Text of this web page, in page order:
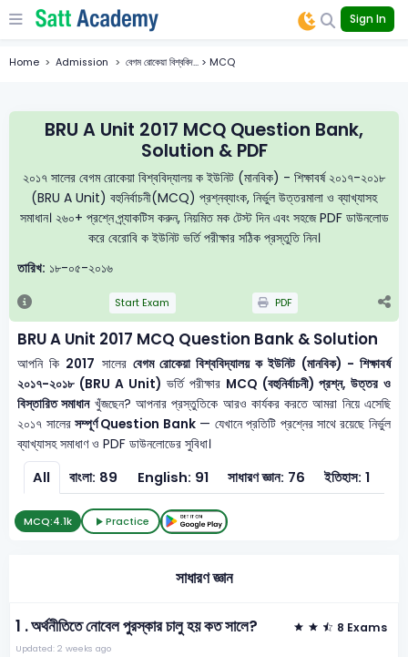
Sign In
Home Admission বেগম রোকেয়া বিশ্ববিদ... > MCQ
BRU A Unit 2017 MCQ Question Bank,
Solution & PDF
২০১৭ সালের বেগম রোকেয়া বিশ্ববিদ্যালয় ক ইউনিট (মানবিক) - শিক্ষাবর্ষ ২০১৭-২০১৮
(BRU A Unit) বহুনির্বাচনী(MCQ) প্রশ্নব্যাংক, নির্ভুল উত্তরমালা ও ব্যাখ্যাসহ
সমাধান। ২৬০+ প্রশ্নে প্র্যাকটিস করুন, নিয়মিত মক টেস্ট দিন এবং সহজে PDF ডাউনলোড
করে বেরোবি ক ইউনিট ভর্তি পরীক্ষার সঠিক প্রস্তুতি নিন।
তারিখ: ১৮-০৫-২০১৬
Start Exam PDF
BRU A Unit 2017 MCQ Question Bank & Solution
আপনি কি 2017 সালের বেগম রোকেয়া বিশ্ববিদ্যালয় ক ইউনিট (মানবিক) - শিক্ষাবর্ষ
২০১৭-২০১৮ (BRU A Unit) ভর্তি পরীক্ষার MCQ (বহুনির্বাচনী) প্রশ্ন, উত্তর ও
বিস্তারিত সমাধানখুঁজছেন? আপনার প্রস্তুতিকে আরও কার্যকর করতে আমরা নিয়ে এসেছি
২০১৭ সালেরসম্পূর্ণ Question Bank— যেখানে প্রতিটি প্রশ্নের সাথে রয়েছে নির্ভুল
ব্যাখ্যাসহ সমাধাণ ও PDF ডাউনলোডের সুবিধা।
All বাংলা: 89 English: 91 সাধারণ জ্ঞান: 76 ইতিহাস: 1
MCQ:4.1k Practice
সাধারণ জ্ঞান
1 .অর্থনীতিতে নোবেল পুরস্কার চালু হয় কত সালে? 8 Exams
Updated: 2 weeks ago